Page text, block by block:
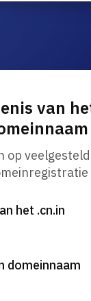
van
op
het .cn.in
domeinnaam